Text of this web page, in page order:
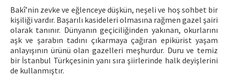
Bakî’nin zevke ve eğlenceye düşkün, neşeli ve hoş sohbet bir
kişiliği vardır. Başarılı kasideleri olmasına rağmen gazel şairi
olarak tanınır. Dünyanın geçiciliğinden yakınan, okurlarını
aşk ve şarabın tadını çıkarmaya çağıran epikürist yaşam
anlayışının ürünü olan gazelleri meşhurdur. Duru ve temiz
bir İstanbul Türkçesinin yanı sıra şiirlerinde halk deyişlerini
de kullanmıştır.